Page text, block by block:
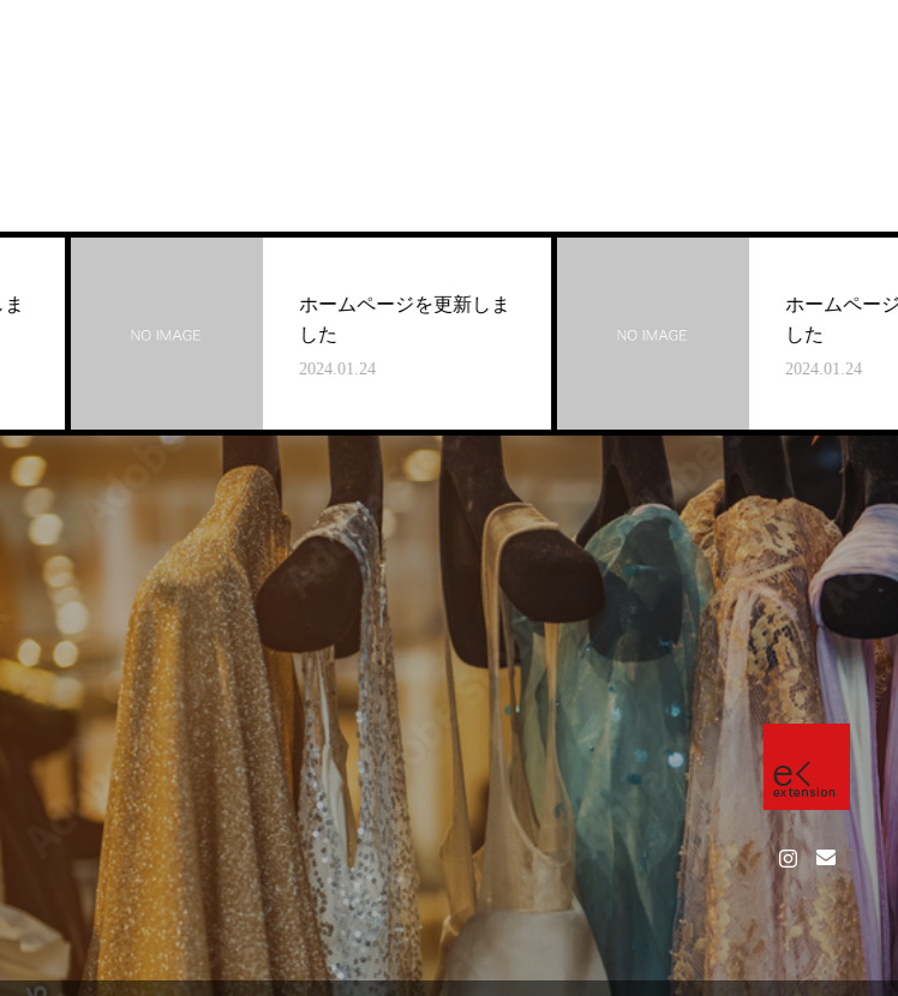
ホームページを更新しま
した
ホームページを更新しま
した